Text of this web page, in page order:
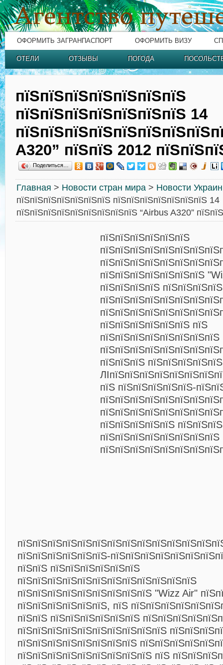
ОФОРМИТЬ ЗАГРАНПАСПОРТ ОФОРМИТЬ ВИЗУ
ОТЕЛИ ОТЗЫВЫ ПОГОДА
пїЅпїЅпїЅпїЅпїЅпїЅпїЅ
пїЅпїЅпїЅпїЅпїЅпїЅпїЅ 14
A320” пїЅпїЅ 2012
Поделиться…
Главная > Новости стран мира > Новости
пїЅпїЅпїЅпїЅпїЅпїЅпїЅ пїЅпїЅпїЅпїЅпїЅпїЅпїЅ 14
пїЅпїЅпїЅпїЅпїЅпїЅпїЅпїЅпїЅ “Airbus A320”
пїЅпїЅпїЅпїЅпїЅпїЅ
пїЅпїЅпїЅпїЅпїЅпїЅпїЅ
пїЅпїЅпїЅпїЅ
пїЅпїЅпїЅпїЅпїЅпїЅ пїЅ
пїЅпїЅпїЅ
пїЅ пїЅпїЅпїЅпїЅпїЅ-
пїЅпїЅпїЅпїЅпїЅ
пїЅпїЅпїЅпїЅпїЅпїЅ-
пїЅпїЅ пїЅпїЅпїЅпїЅпїЅпїЅ
пїЅпїЅпїЅпїЅпїЅпїЅпїЅпїЅпїЅпїЅпїЅпїЅ
пїЅпїЅпїЅпїЅпїЅпїЅпїЅпїЅпїЅ "Wizz Air"
пїЅпїЅпїЅпїЅпїЅпїЅ, пїЅ
пїЅпїЅ пїЅпїЅпїЅпїЅпїЅпїЅ
пїЅпїЅпїЅпїЅпїЅпїЅпїЅпїЅпїЅпїЅ
пїЅпїЅпїЅпїЅпїЅпїЅпїЅпїЅ
пїЅпїЅпїЅпїЅпїЅпїЅпїЅпїЅпїЅ пїЅ